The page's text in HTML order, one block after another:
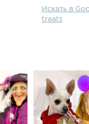
Искать в
treats